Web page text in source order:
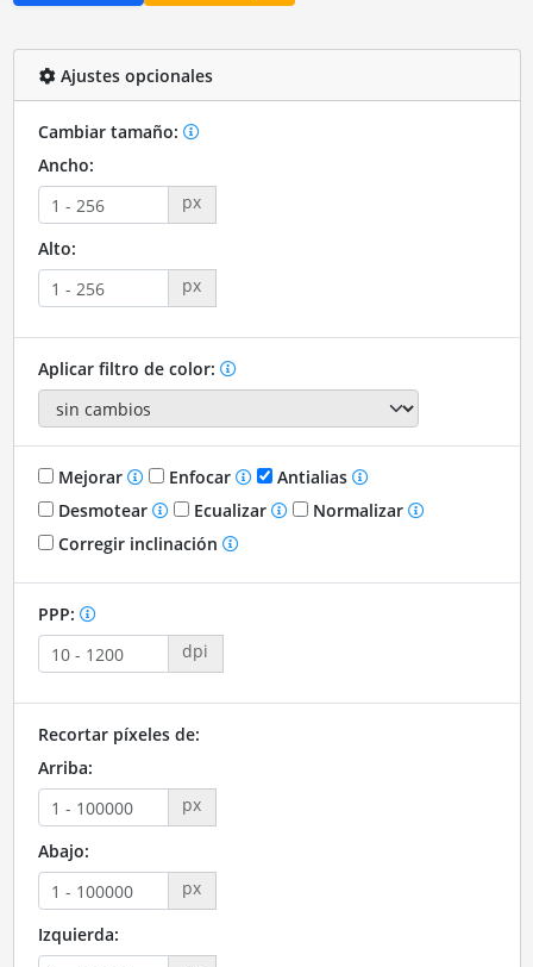
Ajustes opcionales
Cambiar tamaño:
Ancho:
px
Alto:
px
Aplicar filtro de color:
Mejorar Enfocar
Antialias
Desmotear
Ecualizar
Normalizar
Corregir inclinación
PPP:
dpi
Recortar píxeles de:
Arriba:
px
Abajo:
px
Izquierda: